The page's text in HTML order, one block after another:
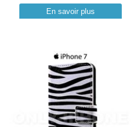
En savoir plus